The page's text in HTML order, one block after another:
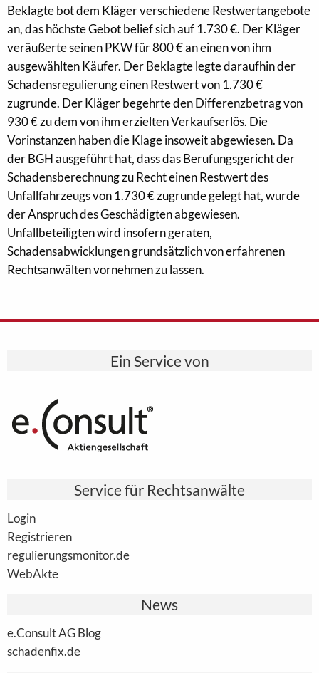
Beklagte bot dem Kläger verschiedene Restwertangebote
an, das höchste Gebot belief sich auf 1.730 €. Der Kläger
veräußerte seinen PKW für 800 € an einen von ihm
ausgewählten Käufer. Der Beklagte legte daraufhin der
Schadensregulierung einen Restwert von 1.730 €
zugrunde. Der Kläger begehrte den Differenzbetrag von
930 € zu dem von ihm erzielten Verkaufserlös. Die
Vorinstanzen haben die Klage insoweit abgewiesen. Da
der BGH ausgeführt hat, dass das Berufungsgericht der
Schadensberechnung zu Recht einen Restwert des
Unfallfahrzeugs von 1.730 € zugrunde gelegt hat, wurde
der Anspruch des Geschädigten abgewiesen.
Unfallbeteiligten wird insofern geraten,
Schadensabwicklungen grundsätzlich von erfahrenen
Rechtsanwälten vornehmen zu lassen.
Ein Service von
Service für Rechtsanwälte
Login
Registrieren
regulierungsmonitor.de
WebAkte
News
e.Consult AG Blog
schadenfix.de